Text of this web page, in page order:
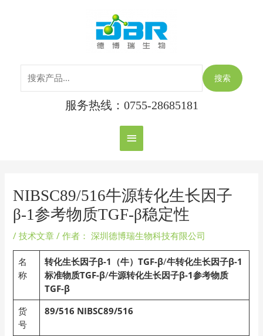
主
菜
单
搜索
服务热线：0755-28685181
NIBSC89/516牛源转化生长因子
β-1参考物质TGF-β稳定性
/技术文章 / 作者： 深圳德博瑞生物科技有限公司
名
称
转化生长因子β-1（牛）TGF-β/牛转化生长因子β-1
标准物质TGF-β/牛源转化生长因子β-1参考物质
TGF-β
货
号
89/516 NIBSC89/516